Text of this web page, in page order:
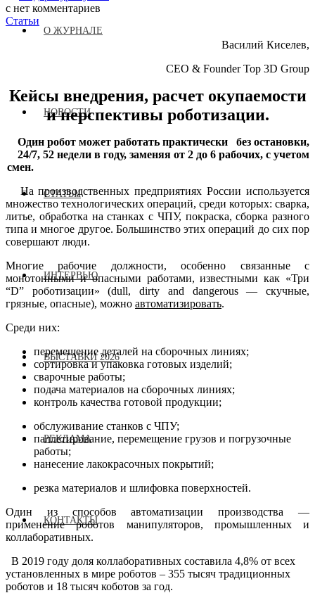
О ЖУРНАЛЕ
НОВОСТИ
СТАТЬИ
ИНТЕРВЬЮ
ВЫСТАВКИ 2026
РЕКЛАМА
КОНТАКТЫ
с нет комментариев
Статьи
Василий Киселев,
CEO & Founder Top 3D Group
Кейсы внедрения, расчет окупаемости
и перспективы роботизации.
Один робот может работать практически без остановки,
24/7, 52 недели в году, заменяя от 2 до 6 рабочих, с учетом
смен.
На производственных предприятиях России используется
множество технологических операций, среди которых: сварка,
литье, обработка на станках с ЧПУ, покраска, сборка разного
типа и многое другое. Большинство этих операций до сих пор
совершают люди.
Многие рабочие должности, особенно связанные с
монотонными и опасными работами, известными как «Три
“D” роботизации» (dull, dirty and dangerous — скучные,
грязные, опасные), можно автоматизировать.
Среди них:
перемещение деталей на сборочных линиях;
сортировка и упаковка готовых изделий;
сварочные работы;
подача материалов на сборочных линиях;
контроль качества готовой продукции;
обслуживание станков с ЧПУ;
паллетирование, перемещение грузов и погрузочные
работы;
нанесение лакокрасочных покрытий;
резка материалов и шлифовка поверхностей.
Один из способов автоматизации производства —
применение роботов манипуляторов, промышленных и
коллаборативных.
В 2019 году доля коллаборативных составила 4,8% от всех
установленных в мире роботов – 355 тысяч традиционных
роботов и 18 тысяч коботов за год.